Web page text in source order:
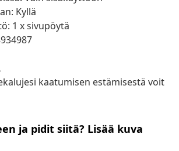
Kyllä
1 x sivupöytä
kaatumisen estämisestä voit
ja pidit siitä? Lisää kuva